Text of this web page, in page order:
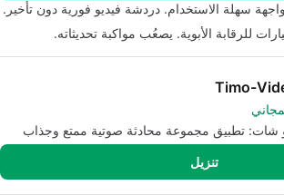
سهلة الاستخدام. دردشة فيديو فورية دون تأخير.
للرقابة الأبوية. يصعُب مواكبة تحديثاته.
Timo-
شات: تطبيق مجموعة محادثة صوتية ممتع وجذاب
تنزيل